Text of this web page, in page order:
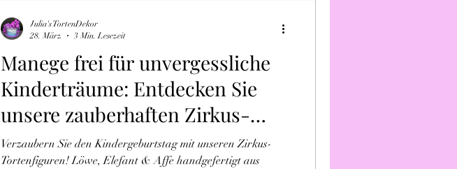
Manege frei für unvergessliche
Kinderträume: Entdecken Sie
unsere zauberhaften Zirkus-
Tortenfiguren!
Verzaubern Sie den Kindergeburtstag mit unseren Zirkus-
Tortenfiguren! Löwe, Elefant & Affe handgefertigt aus
Julia's TortenDekor
28. März
3 Min. Lesezeit